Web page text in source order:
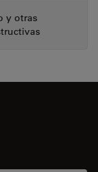
y otras